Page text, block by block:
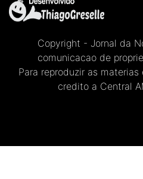
Copyright - Jornal da
comunicacao de
Para reproduzir as
credito a Central